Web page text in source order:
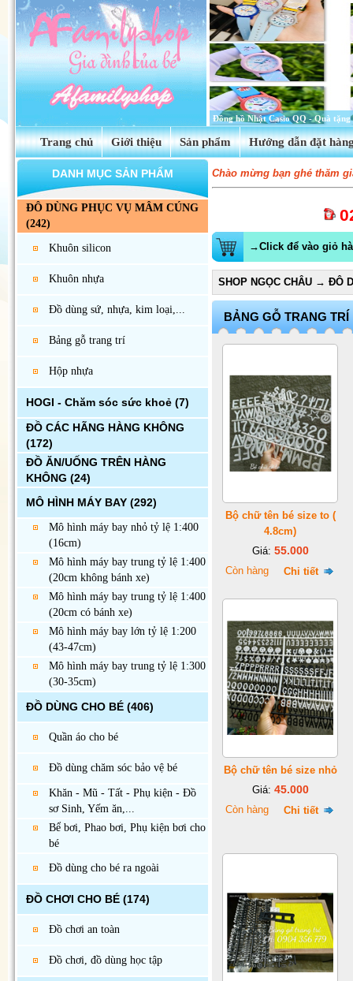
Tinh dầu hoa anh thảo Evening
Trang chủ Giới thiệu Sản phẩm Hướng dẫn đặt
DANH MỤC SẢN PHẨM
ĐÔ DÙNG PHỤC VỤ MÂM CÚNG
(242)
Khuôn silicon
Khuôn nhựa
Đồ dùng sứ, nhựa, kim loại,...
Bảng gỗ trang trí
Hộp nhựa
HOGI - Chăm sóc sức khoẻ (7)
ĐỒ CÁC HÃNG HÀNG KHÔNG
(172)
ĐỒ ĂN/UỐNG TRÊN HÀNG
KHÔNG (24)
MÔ HÌNH MÁY BAY (292)
Mô hình máy bay nhỏ tỷ lệ 1:400
(16cm)
Mô hình máy bay trung tỷ lệ 1:400
(20cm không bánh xe)
Mô hình máy bay trung tỷ lệ 1:400
(20cm có bánh xe)
Mô hình máy bay lớn tỷ lệ 1:200
(43-47cm)
Mô hình máy bay trung tỷ lệ 1:300
(30-35cm)
ĐỒ DÙNG CHO BÉ (406)
Quần áo cho bé
Đồ dùng chăm sóc bảo vệ bé
Khăn - Mũ - Tất - Phụ kiện - Đồ
sơ Sinh, Yếm ăn,...
Bể bơi, Phao bơi, Phụ kiện bơi cho
bé
Đồ dùng cho bé ra ngoài
ĐỒ CHƠI CHO BÉ (174)
Đồ chơi an toàn
Đồ chơi, đồ dùng học tập
Chào mừng bạn ghé thăm
→Click để vào giỏ
SHOP NGỌC CHÂU → ĐÔ
BẢNG GỖ TRANG TRÍ
Bộ chữ tên bé size to (
4.8cm)
Giá: 55.000
Còn hàng Chi tiết
Bộ chữ tên bé size nhỏ
Giá: 45.000
Còn hàng Chi tiết